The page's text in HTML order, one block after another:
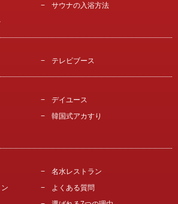
サウナの入浴方法
テレビブース
デイユース
韓国式アカすり
名水レストラン
よくある質問